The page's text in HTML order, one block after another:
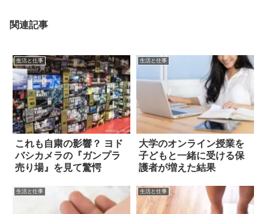
関連記事
生活と仕事
これも自粛の影響？ ヨド
バシカメラの『ガンプラ
売り場』を見て驚愕
生活と仕事
大学のオンライン授業を
子どもと一緒に受ける保
護者が増えた結果
生活と仕事 生活と仕事